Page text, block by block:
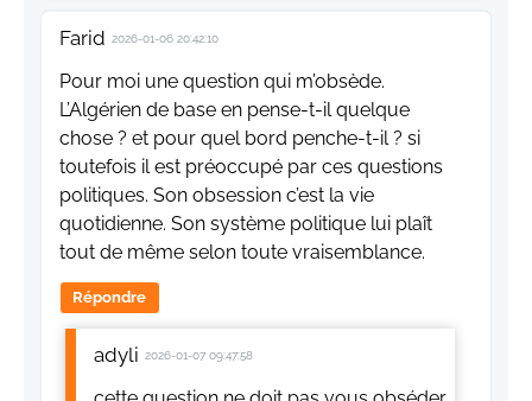
Farid 2026-01-06 20:42:10
Pour moi une question qui m’obsède.
L’Algérien de base en pense-t-il quelque
chose ? et pour quel bord penche-t-il ? si
toutefois il est préoccupé par ces questions
politiques. Son obsession c’est la vie
quotidienne. Son système politique lui plaît
tout de même selon toute vraisemblance.
Répondre
adyli 2026-01-07 09:47:58